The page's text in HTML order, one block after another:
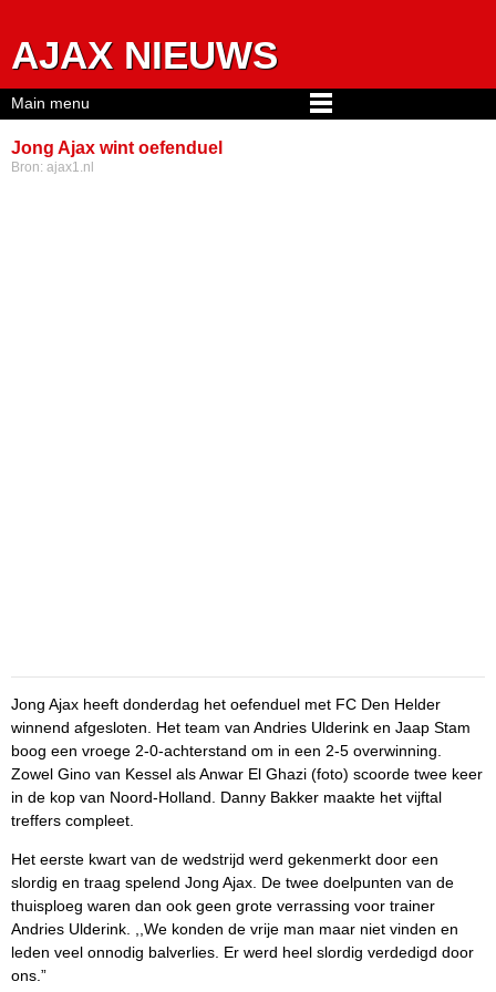
AJAX NIEUWS
Jong Ajax wint oefenduel
Bron: ajax1.nl
Jong Ajax heeft donderdag het oefenduel met FC Den Helder
winnend afgesloten. Het team van Andries Ulderink en Jaap Stam
boog een vroege 2-0-achterstand om in een 2-5 overwinning.
Zowel Gino van Kessel als Anwar El Ghazi (foto) scoorde twee keer
in de kop van Noord-Holland. Danny Bakker maakte het vijftal
treffers compleet.
Het eerste kwart van de wedstrijd werd gekenmerkt door een
slordig en traag spelend Jong Ajax. De twee doelpunten van de
thuisploeg waren dan ook geen grote verrassing voor trainer
Andries Ulderink. ,,We konden de vrije man maar niet vinden en
leden veel onnodig balverlies. Er werd heel slordig verdedigd door
ons.”
Main menu